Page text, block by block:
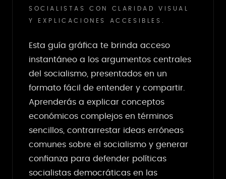
SOCIALISTAS CON CLARIDAD VISUAL
Y EXPLICACIONES ACCESIBLES.
Esta guía gráfica te brinda acceso
instantáneo a los argumentos centrales
del socialismo, presentados en un
formato fácil de entender y compartir.
Aprenderás a explicar conceptos
económicos complejos en términos
sencillos, contrarrestar ideas erróneas
comunes sobre el socialismo y generar
confianza para defender políticas
socialistas democráticas en las